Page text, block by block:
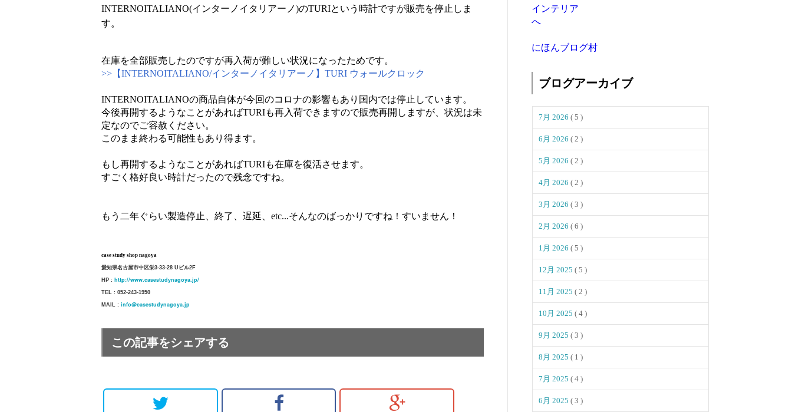
INTERNOITALIANO(インターノイタリアーノ)のTURIという時計ですが販売を停止しま
す。
在庫を全部販売したのですが再入荷が難しい状況になったためです。
>>【INTERNOITALIANO/インターノイタリアーノ】TURI ウォールクロック
INTERNOITALIANOの商品自体が今回のコロナの影響もあり国内では停止しています。
今後再開するようなことがあればTURIも再入荷できますので販売再開しますが、状況は未
定なのでご容赦ください。
このまま終わる可能性もあり得ます。
もし再開するようなことがあればTURIも在庫を復活させます。
すごく格好良い時計だったので残念ですね。
もう二年ぐらい製造停止、終了、遅延、etc...そんなのばっかりですね！すいません！
case study shop nagoya
愛知県名古屋市中区栄3-33-28 Uビル2F
HP : http://www.casestudynagoya.jp/
TEL : 052-243-1950
MAIL : info@casestudynagoya.jp
この記事をシェアする
にほんブログ村
ブログアーカイブ
7月 2026 ( 5 )
6月 2026 ( 2 )
5月 2026 ( 2 )
4月 2026 ( 2 )
3月 2026 ( 3 )
2月 2026 ( 6 )
1月 2026 ( 5 )
12月 2025 ( 5 )
11月 2025 ( 2 )
10月 2025 ( 4 )
9月 2025 ( 3 )
8月 2025 ( 1 )
7月 2025 ( 4 )
6月 2025 ( 3 )